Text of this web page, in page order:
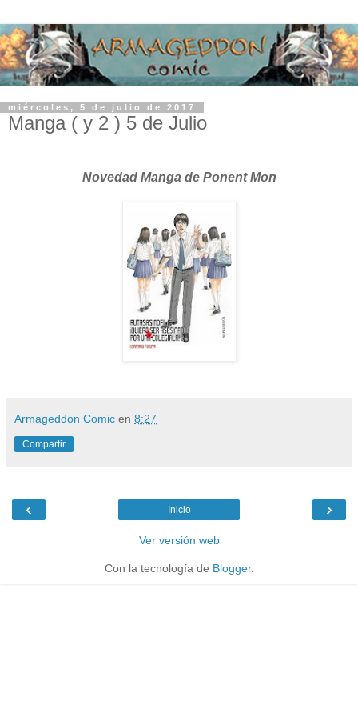
miércoles, 5 de julio de 2017
Manga ( y 2 ) 5 de Julio
Novedad Manga de Ponent Mon
Armageddon Comic en 8:27
Compartir
‹ ›
Inicio
Ver versión web
Con la tecnología de Blogger.